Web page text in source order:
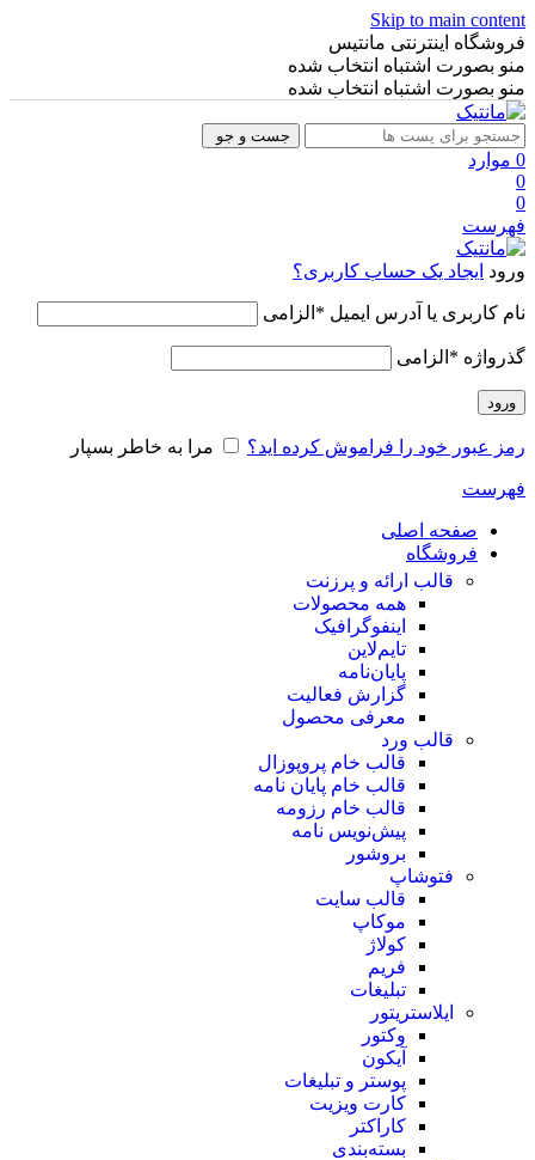
Skip to main content
فروشگاه اینترنتی مانتیس
منو بصورت اشتباه انتخاب شده
منو بصورت اشتباه انتخاب شده
جست و جو
0 موارد
0
0
فهرست
ورود ایجاد یک حساب کاربری؟
نام کاربری یا آدرس ایمیل * الزامی
گذرواژه * الزامی
ورود
رمز عبور خود را فراموش کرده اید؟ مرا به خاطر بسپار
فهرست
صفحه اصلی
فروشگاه
قالب ارائه و پرزنت
همه محصولات
اینفوگرافیک
تایم‌لاین
پایان‌نامه
گزارش فعالیت
معرفی محصول
قالب ورد
قالب خام پروپوزال
قالب خام پایان نامه
قالب خام رزومه
پیش‌نویس نامه
بروشور
فتوشاپ
قالب سایت
موکاپ
کولاژ
فریم
تبلیغات
ایلاستریتور
وکتور
آیکون
پوستر و تبلیغات
کارت ویزیت
کاراکتر
بسته‌بندی